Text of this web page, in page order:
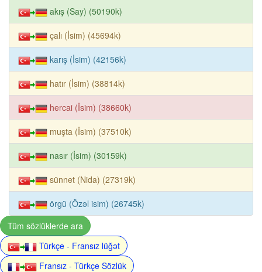
akış (Say) (50190k)
çalı (İsim) (45694k)
karış (İsim) (42156k)
hatır (İsim) (38814k)
hercai (İsim) (38660k)
muşta (İsim) (37510k)
nasır (İsim) (30159k)
sünnet (Nida) (27319k)
örgü (Özəl isim) (26745k)
Tüm sözlüklerde ara
Türkçe - Fransız lüğət
Fransız - Türkçe Sözlük